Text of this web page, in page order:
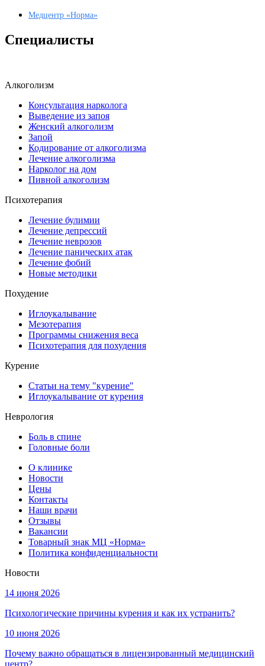
Медцентр «Норма»
Специалисты
Алкоголизм
Консультация нарколога
Выведение из запоя
Женский алкоголизм
Запой
Кодирование от алкоголизма
Лечение алкоголизма
Нарколог на дом
Пивной алкоголизм
Психотерапия
Лечение булимии
Лечение депрессий
Лечение неврозов
Лечение панических атак
Лечение фобий
Новые методики
Похудение
Иглоукалывание
Мезотерапия
Программы снижения веса
Психотерапия для похудения
Курение
Статьи на тему "курение"
Иглоукалывание от курения
Неврология
Боль в спине
Головные боли
О клинике
Новости
Цены
Контакты
Наши врачи
Отзывы
Вакансии
Товарный знак МЦ «Норма»
Политика конфиденциальности
Новости
14 июня 2026
Психологические причины курения и как их устранить?
10 июня 2026
Почему важно обращаться в лицензированный медицинский
центр?